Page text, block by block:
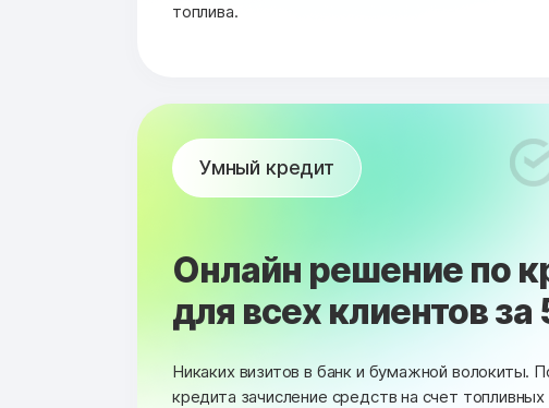
топлива.
Умный кредит
Онлайн решение по
для всех клиентов за
Никаких визитов в банк и бумажной волокиты.
кредита зачисление средств на счет